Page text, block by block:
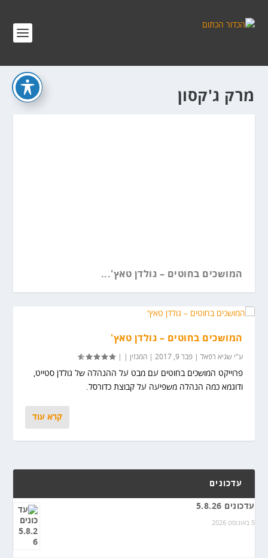
מרק ג'קסון
המושכים בחוטים – גולדן טאץ'...
המושכים בחוטים – גולדן טאץ'
ע"י שגיא רפאל |פבר 9, 2017 |המגזין |
פרוייקט המושכים בחוטים עם מבט על ההנהלה של גולדן סטייט,
ודוגמא כמה הנהלה משפיעה על קבוצת כדורסל.
קרא עוד
עדכונים
עדכונים 5.8.26
5 באוגוסט 2026